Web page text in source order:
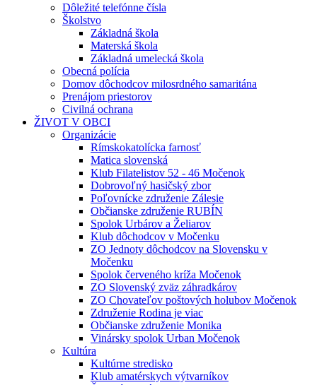
Dôležité telefónne čísla
Školstvo
Základná škola
Materská škola
Základná umelecká škola
Obecná polícia
Domov dôchodcov milosrdného samaritána
Prenájom priestorov
Civilná ochrana
ŽIVOT V OBCI
Organizácie
Rímskokatolícka farnosť
Matica slovenská
Klub Filatelistov 52 - 46 Močenok
Dobrovoľný hasičský zbor
Poľovnícke združenie Zálesie
Občianske združenie RUBÍN
Spolok Urbárov a Želiarov
Klub dôchodcov v Močenku
ZO Jednoty dôchodcov na Slovensku v
Močenku
Spolok červeného kríža Močenok
ZO Slovenský zväz záhradkárov
ZO Chovateľov poštových holubov Močenok
Združenie Rodina je viac
Občianske združenie Monika
Vinársky spolok Urban Močenok
Kultúra
Kultúrne stredisko
Klub amatérskych výtvarníkov